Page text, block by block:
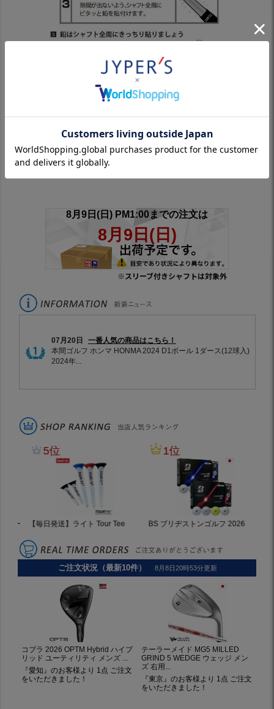
■サイズ・重量：47×62.6（mm）
■パッケージサイズ：118×93(mm)
※スリーブ付きシャフトは対象外